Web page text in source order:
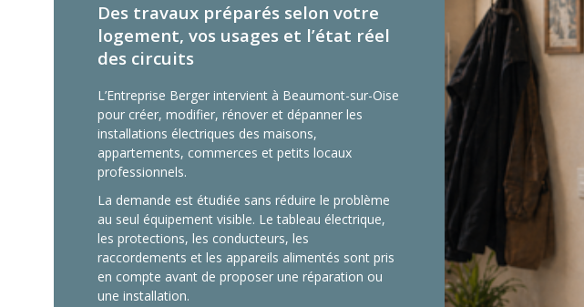
Des travaux préparés selon votre
logement, vos usages et l’état réel
des circuits
L’Entreprise Berger intervient à Beaumont-sur-Oise
pour créer, modifier, rénover et dépanner les
installations électriques des maisons,
appartements, commerces et petits locaux
professionnels.
La demande est étudiée sans réduire le problème
au seul équipement visible. Le tableau électrique,
les protections, les conducteurs, les
raccordements et les appareils alimentés sont pris
en compte avant de proposer une réparation ou
une installation.